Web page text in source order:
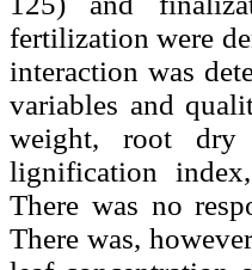
fertilization were
interaction was
variables and
weight, root dry
lignification
There was no
There was,